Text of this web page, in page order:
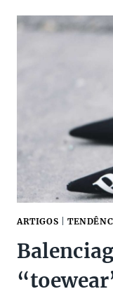
DE
LUXO:
ARTIGOS